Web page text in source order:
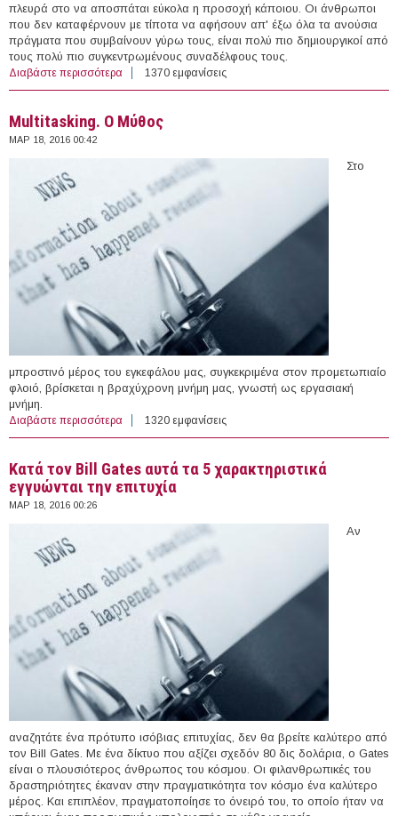
πλευρά στο να αποσπάται εύκολα η προσοχή κάποιου. Οι άνθρωποι
που δεν καταφέρνουν με τίποτα να αφήσουν απ' έξω όλα τα ανούσια
πράγματα που συμβαίνουν γύρω τους, είναι πολύ πιο δημιουργικοί από
τους πολύ πιο συγκεντρωμένους συναδέλφους τους.
Διαβάστε περισσότερα για Πόσο εύκολα αποσπάται η προσοχή σας στο
γραφείο; Μάθετε με αυτό το τεστ
1370 εμφανίσεις
Multitasking. Ο Μύθος
ΜΑΡ 18, 2016 00:42
Στο
μπροστινό μέρος του εγκεφάλου μας, συγκεκριμένα στον προμετωπιαίο
φλοιό, βρίσκεται η βραχύχρονη μνήμη μας, γνωστή ως εργασιακή
μνήμη.
Διαβάστε περισσότερα για Multitasking. Ο Μύθος
1320 εμφανίσεις
Κατά τον Bill Gates αυτά τα 5 χαρακτηριστικά
εγγυώνται την επιτυχία
ΜΑΡ 18, 2016 00:26
Αν
αναζητάτε ένα πρότυπο ισόβιας επιτυχίας, δεν θα βρείτε καλύτερο από
τον Bill Gates. Με ένα δίκτυο που αξίζει σχεδόν 80 δις δολάρια, ο Gates
είναι ο πλουσιότερος άνθρωπος του κόσμου. Οι φιλανθρωπικές του
δραστηριότητες έκαναν στην πραγματικότητα τον κόσμο ένα καλύτερο
μέρος. Και επιπλέον, πραγματοποίησε το όνειρό του, το οποίο ήταν να